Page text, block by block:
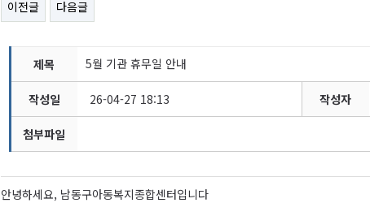
이전글 다음글
제목 5월 기관 휴무일 안내
작성일 26-04-27 18:13 작성자
첨부파일
안녕하세요, 남동구아동복지종합센터입니다